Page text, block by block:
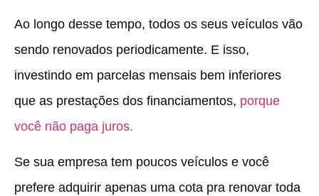
Ao longo desse tempo, todos os seus veículos vão
sendo renovados periodicamente. E isso,
investindo em parcelas mensais bem inferiores
que as prestações dos financiamentos, porque
você não paga juros.
Se sua empresa tem poucos veículos e você
prefere adquirir apenas uma cota pra renovar toda